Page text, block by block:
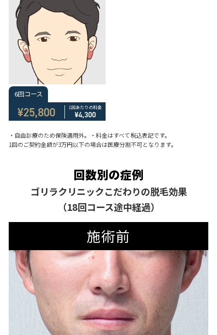
6回コース
¥25,800 1回あたりの料金
¥4,300
・自由診療のため保険適用外。・料金はすべて税込表記です。
1回のご契約金額が3万円以下の場合は医療分割不可となります。
回数別の症例
ゴリラクリニックこだわりの脱毛効果
（18回コース途中経過）
施術前